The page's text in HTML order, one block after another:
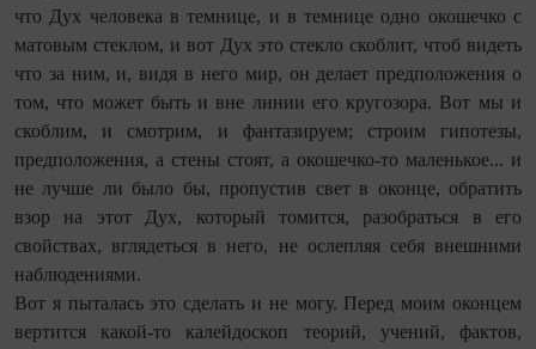
что Дух человека в темнице, и в темнице одно окошечко с
матовым стеклом, и вот Дух это стекло скоблит, чтоб видеть
что за ним, и, видя в него мир, он делает предположения о
том, что может быть и вне линии его кругозора. Вот мы и
скоб­лим, и смотрим, и фантазируем; строим гипотезы,
предположения, а стены стоят, а окошечко-то маленькое... и
не лучше ли было бы, пропустив свет в оконце, обратить
взор на этот Дух, который томится, разобраться в его
свойствах, вглядеться в него, не ослепляя себя внешними
наблюдениями.
Вот я пыталась это сделать и не могу. Перед моим оконцем
вертится какой-то калейдоскоп ­теорий, учений, фактов,